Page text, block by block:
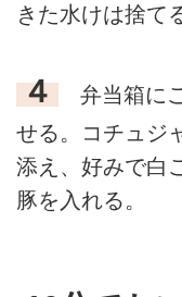
きた水けは捨て
４ 弁当箱に
せる。コチュジ
添え、好みで白
豚を入れる。